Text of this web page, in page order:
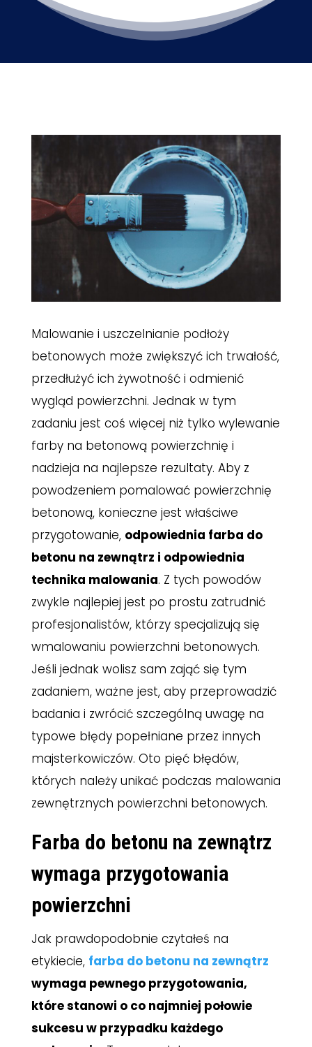
Malowanie i uszczelnianie podłoży
betonowych może zwiększyć ich trwałość,
przedłużyć ich żywotność i odmienić
wygląd powierzchni. Jednak w tym
zadaniu jest coś więcej niż tylko wylewanie
farby na betonową powierzchnię i
nadzieja na najlepsze rezultaty. Aby z
powodzeniem pomalować powierzchnię
betonową, konieczne jest właściwe
przygotowanie, odpowiednia farba do
betonu na zewnątrz i odpowiednia
technika malowania. Z tych powodów
zwykle najlepiej jest po prostu zatrudnić
profesjonalistów, którzy specjalizują się
wmalowaniu powierzchni betonowych.
Jeśli jednak wolisz sam zająć się tym
zadaniem, ważne jest, aby przeprowadzić
badania i zwrócić szczególną uwagę na
typowe błędy popełniane przez innych
majsterkowiczów. Oto pięć błędów,
których należy unikać podczas malowania
zewnętrznych powierzchni betonowych.
Farba do betonu na zewnątrz
wymaga przygotowania
powierzchni
Jak prawdopodobnie czytałeś na
etykiecie, farba do betonu na zewnątrz
wymaga pewnego przygotowania,
które stanowi o co najmniej połowie
sukcesu w przypadku każdego